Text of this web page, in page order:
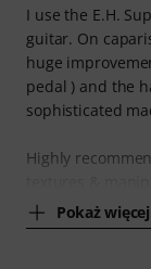
I use the E.H.
guitar. On
huge
pedal ) and the
sophisticated
Highly
Pokaż więcej